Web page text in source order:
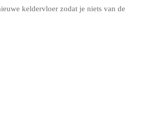
keldervloer zodat je niets van de